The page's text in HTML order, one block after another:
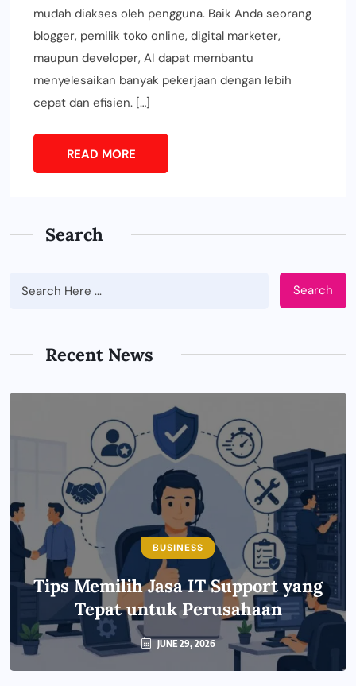
mudah diakses oleh pengguna. Baik Anda seorang
blogger, pemilik toko online, digital marketer,
maupun developer, AI dapat membantu
menyelesaikan banyak pekerjaan dengan lebih
cepat dan efisien. […]
READ MORE
Search
Search
Recent News
BUSINESS
Tips Memilih Jasa IT Support yang
Tepat untuk Perusahaan
JUNE 29, 2026